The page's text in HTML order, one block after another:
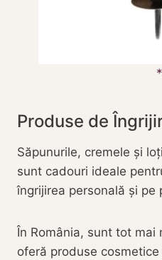
Produse de
Săpunurile, cremele și
sunt cadouri ideale
îngrijirea personală și pe
În România, sunt tot mai
oferă produse